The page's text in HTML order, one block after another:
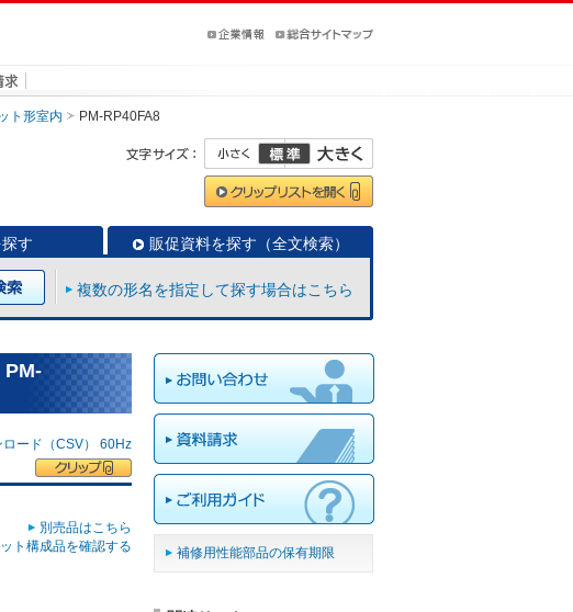
ト形室内 PM-RP40FA8
す 販促資料を探す（全文検索）
複数の形名を指定して探す場合はこちら
PM-
ード（CSV） 60Hz
別売品はこちら
ト構成品を確認する
補修用性能部品の保有期限